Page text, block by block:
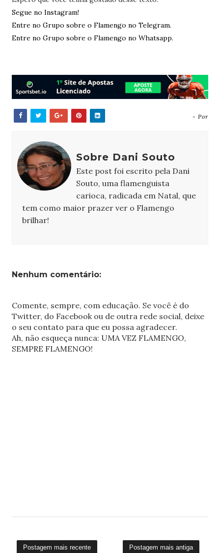
Segue no Instagram!
Entre no Grupo sobre o Flamengo no Telegram.
Entre no Grupo sobre o Flamengo no Whatsapp.
- Por
Sobre Dani Souto
Este post foi escrito pela Dani
Souto, uma flamenguista
carioca, radicada em Natal, que
tem como maior prazer ver o Flamengo
brilhar!
Nenhum comentário:
Comente, sempre, com educação. Se você é do
Twitter, do Facebook ou de outra rede social, deixe
o seu contato para que eu possa agradecer.
Ah, não esqueça nunca: UMA VEZ FLAMENGO,
SEMPRE FLAMENGO!
Postagem mais recente Postagem mais antiga